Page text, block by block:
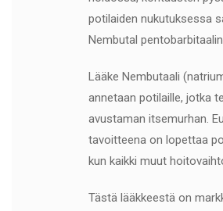
potilaiden nukutuksessa
Nembutal
Lääke Nembutaali
annetaan potilaille, jotka
avustaman itsemurhan.
tavoitteena on lopettaa
kun kaikki muut
Tästä lääkkeestä on